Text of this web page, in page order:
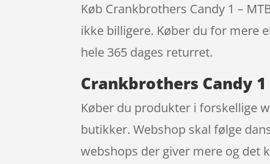
Køb Crankbrothers Candy 1 –
ikke billigere. Køber du for mere
hele 365 dages returret.
Crankbrothers Candy
Køber du produkter i forskellige
butikker. Webshop skal følge
webshops der giver mere og det